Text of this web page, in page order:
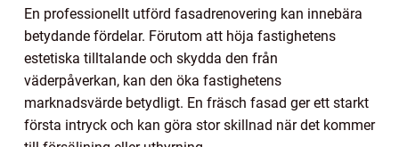
En professionellt utförd fasadrenovering kan innebära
betydande fördelar. Förutom att höja fastighetens
estetiska tilltalande och skydda den från
väderpåverkan, kan den öka fastighetens
marknadsvärde betydligt. En fräsch fasad ger ett starkt
första intryck och kan göra stor skillnad när det kommer